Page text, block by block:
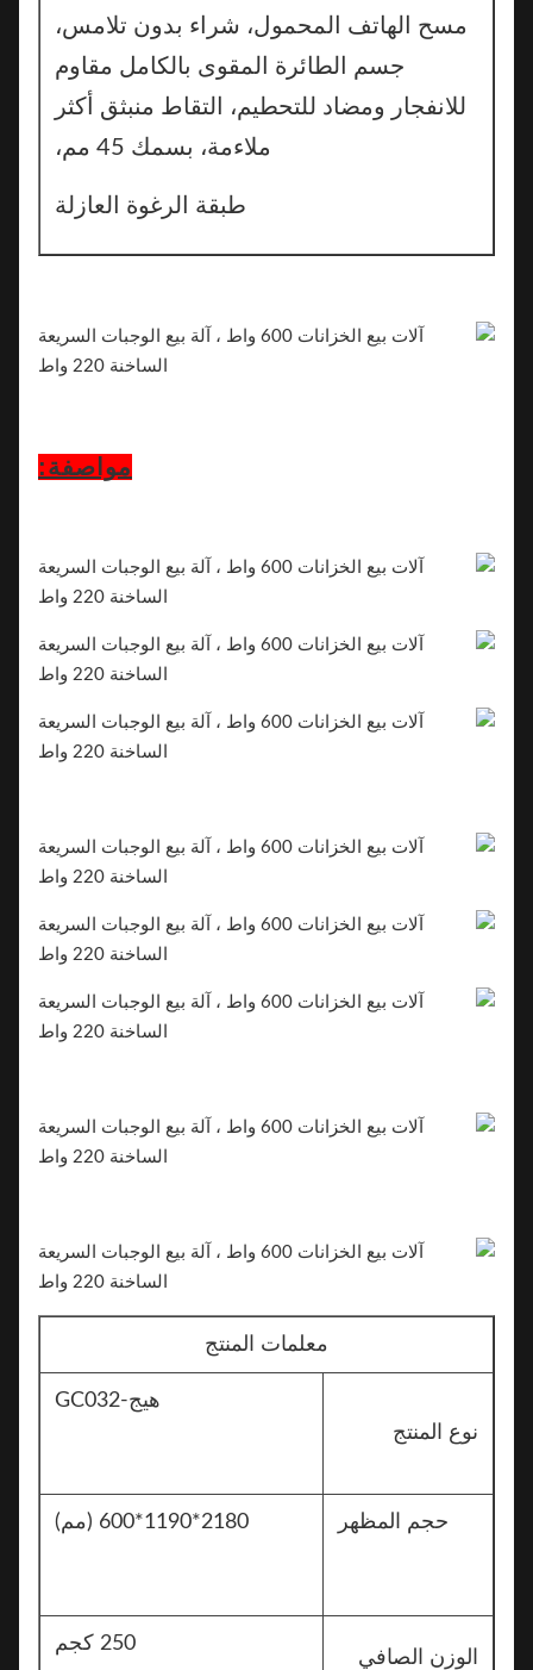
مسح الهاتف المحمول، شراء بدون تلامس،
جسم الطائرة المقوى بالكامل مقاوم
للانفجار ومضاد للتحطيم، التقاط منبثق أكثر
ملاءمة، بسمك 45 مم،
طبقة الرغوة العازلة
مواصفة:
معلمات المنتج
نوع المنتج
هيج-GC032
حجم المظهر 2180*1190*600 (مم)
الوزن الصافي